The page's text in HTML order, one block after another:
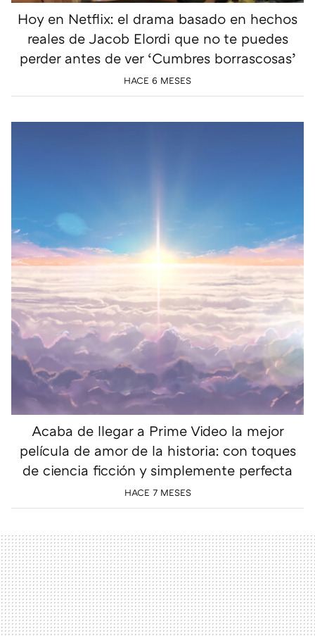
Hoy en Netflix: el drama basado en hechos
reales de Jacob Elordi que no te puedes
perder antes de ver ‘Cumbres borrascosas’
HACE 6 MESES
Acaba de llegar a Prime Video la mejor
película de amor de la historia: con toques
de ciencia ficción y simplemente perfecta
HACE 7 MESES